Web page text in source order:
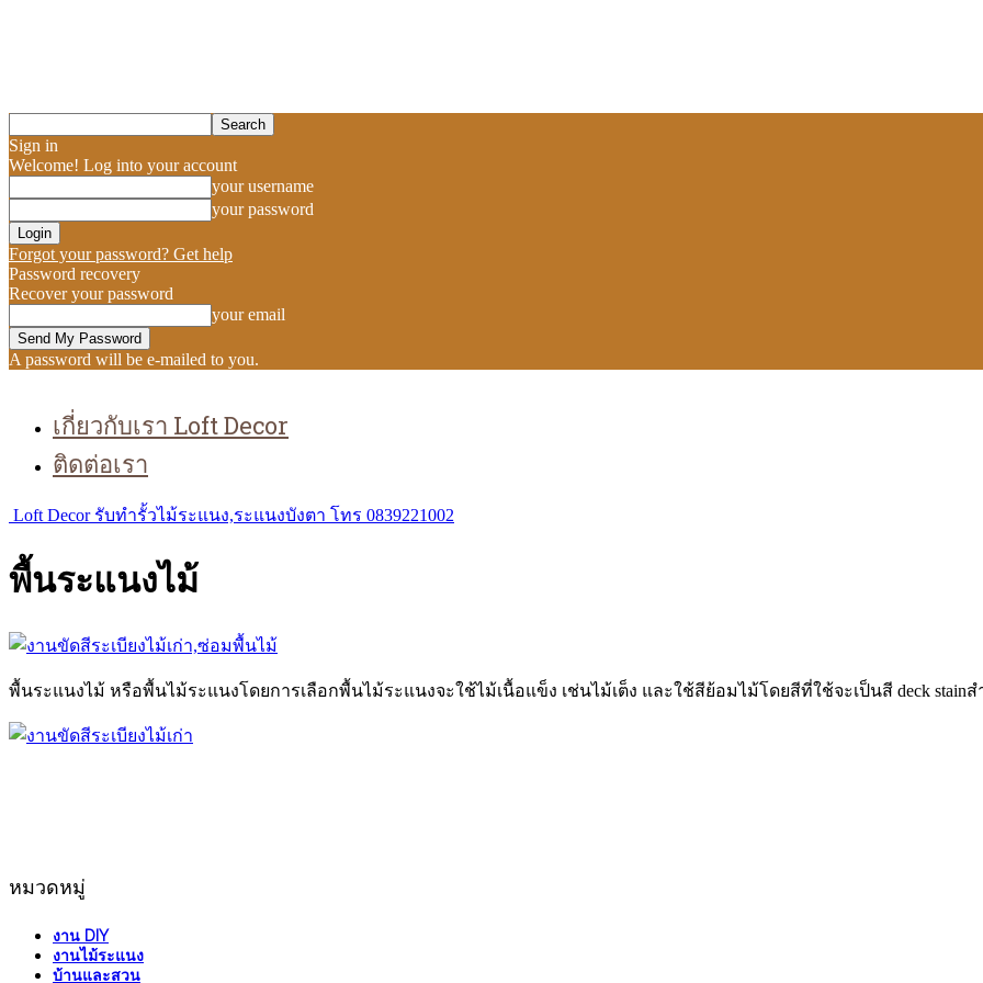
Sign in
Welcome! Log into your account
your username
your password
Forgot your password? Get help
Password recovery
Recover your password
your email
A password will be e-mailed to you.
เกี่ยวกับเรา Loft Decor
ติดต่อเรา
Loft Decor รับทำรั้วไม้ระแนง,ระแนงบังตา โทร 0839221002
พื้นระแนงไม้
พื้นระแนงไม้ หรือพื้นไม้ระแนงโดยการเลือกพื้นไม้ระแนงจะใช้ไม้เนื้อแข็ง เช่นไม้เต็ง และใช้สีย้อมไม้โดยสีที่ใช้จะเป็นสี deck stain
หมวดหมู่
งาน DIY
งานไม้ระแนง
บ้านและสวน